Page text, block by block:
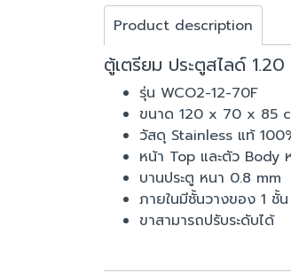
Product description
ตู้เตรียม ประตูสไลด์
รุ่น WCO2-12-70F
ขนาด 120 x 70 x 85
วัสดุ Stainless แท้
หน้า Top และตัว Body
บานประตู หนา 0.8 mm
ภายในมีชั้นวางของ 1 ชั้น
ขาสามารถปรับระดับได้